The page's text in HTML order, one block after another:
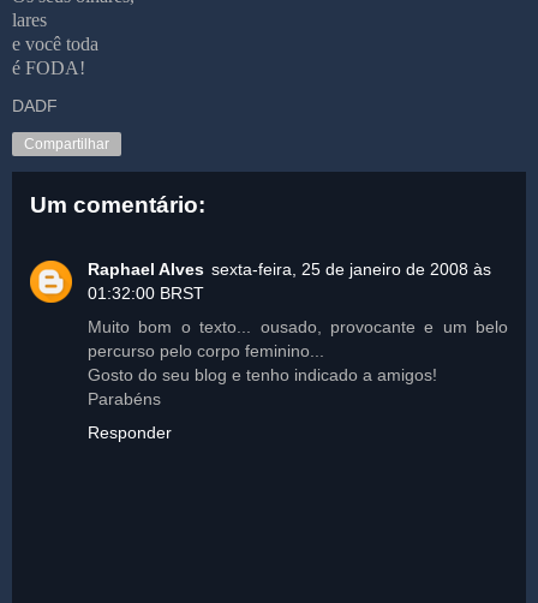
lares
e você toda
é FODA!
DADF
Compartilhar
Um comentário:
Raphael Alves sexta-feira, 25 de janeiro de 2008 às
01:32:00 BRST
Muito bom o texto... ousado, provocante e um belo
percurso pelo corpo feminino...
Gosto do seu blog e tenho indicado a amigos!
Parabéns
Responder